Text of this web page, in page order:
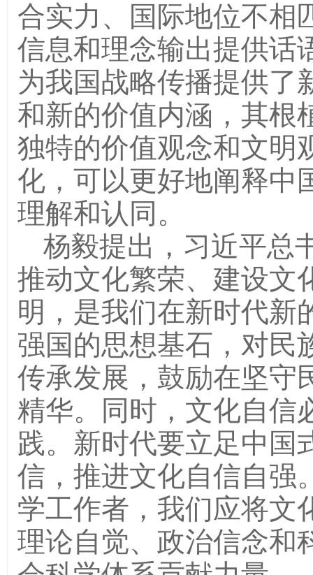
合实力、国际地位不相
信息和理念输出提供话
为我国战略传播提供了
和新的价值内涵，其根
独特的价值观念和文明
化，可以更好地阐释中
理解和认同。
杨毅提出，习近平总
推动文化繁荣、建设文
明，是我们在新时代新
强国的思想基石，对民
传承发展，鼓励在坚守
精华。同时，文化自信
践。新时代要立足中国
信，推进文化自信自强
学工作者，我们应将文
理论自觉、政治信念和